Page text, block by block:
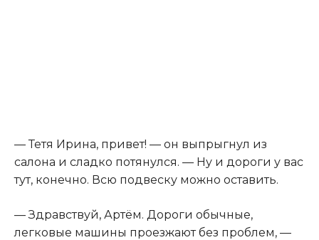
— Тетя Ирина, привет! — он выпрыгнул из
салона и сладко потянулся. — Ну и дороги у вас
тут, конечно. Всю подвеску можно оставить.
— Здравствуй, Артём. Дороги обычные,
легковые машины проезжают без проблем, —